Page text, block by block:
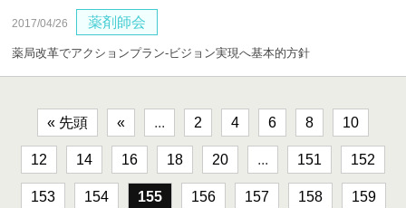
2017/04/26 薬剤師会
薬局改革でアクションプラン‐ビジョン実現へ基本的方針
« 先頭 « ... 2 4 6 8 10
12 14 16 18 20 ... 151 152
153 154 155 156 157 158 159